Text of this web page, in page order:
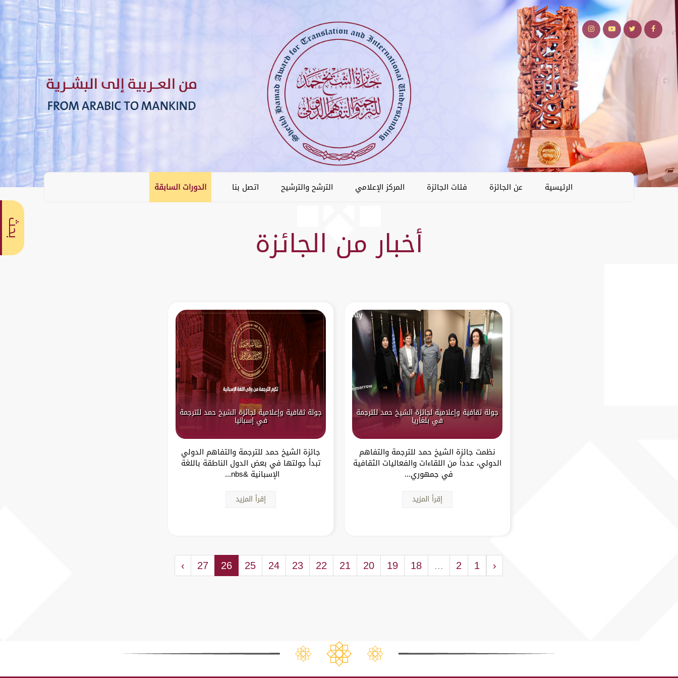
الرئيسية عن الجائزة فئات الجائزة المركز الإعلامي الترشح والترشيح اتصل بنا الدورات السابقة
أخبار من الجائزة
جولة ثقافية وإعلامية لجائزة الشيخ حمد للترجمة
في بلغاريا
نظمت جائزة الشيخ حمد للترجمة والتفاهم
الدولي، عدداً من اللقاءات والفعاليات الثقافية
في جمهوري...
إقرأ المزيد
جولة ثقافية وإعلامية لجائزة الشيخ حمد للترجمة
في إسبانيا
جائزة الشيخ حمد للترجمة والتفاهم الدولي
تبدأ جولتها في بعض الدول الناطقة باللغة
الإسبانية &nbs...
إقرأ المزيد
‹
1
2
...
18
19
20
21
22
23
24
25
26
27
›
بحث